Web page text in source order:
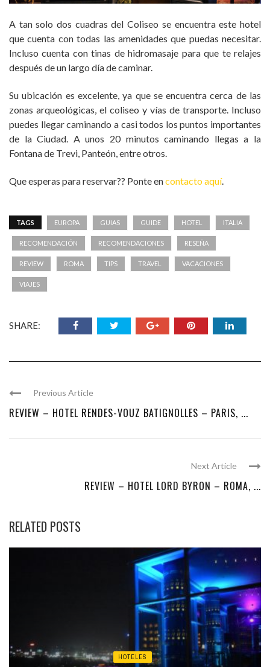
A tan solo dos cuadras del Coliseo se encuentra este hotel
que cuenta con todas las amenidades que puedas necesitar.
Incluso cuenta con tinas de hidromasaje para que te relajes
después de un largo día de caminar.
Su ubicación es excelente, ya que se encuentra cerca de las
zonas arqueológicas, el coliseo y vías de transporte. Incluso
puedes llegar caminando a casi todos los puntos importantes
de la Ciudad. A unos 20 minutos caminando llegas a la
Fontana de Trevi, Panteón, entre otros.
Que esperas para reservar?? Ponte encontacto aquí.
TAGS EUROPA GUIAS GUIDE HOTEL ITALIA
RECOMENDACIÓN RECOMENDACIONES RESEÑA
REVIEW ROMA TIPS TRAVEL VACACIONES
VIAJES
SHARE:
Previous Article
REVIEW – HOTEL RENDES-VOUZ BATIGNOLLES – PARIS, ...
Next Article
REVIEW – HOTEL LORD BYRON – ROMA, ...
RELATED POSTS
HOTELES